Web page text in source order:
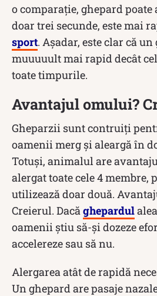
o comparație, ghepard poate
doar trei secunde, este mai
sport. Așadar, este clar că
muuuuult mai rapid decât
toate timpurile.
Avantajul omului?
Gheparzii sunt contruiți
oamenii merg și aleargă în
Totuși, animalul are
alergat toate cele 4 membre,
utilizează doar două.
Creierul. Dacă ghepardul
oamenii știu să-și dozeze
accelereze sau să nu.
Alergarea atât de rapidă
Un ghepard are pasaje